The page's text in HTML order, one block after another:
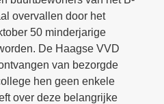
overvallen door het
50 minderjarige
De Haagse VVD
van bezorgde
hen geen enkele
over deze belangrijke